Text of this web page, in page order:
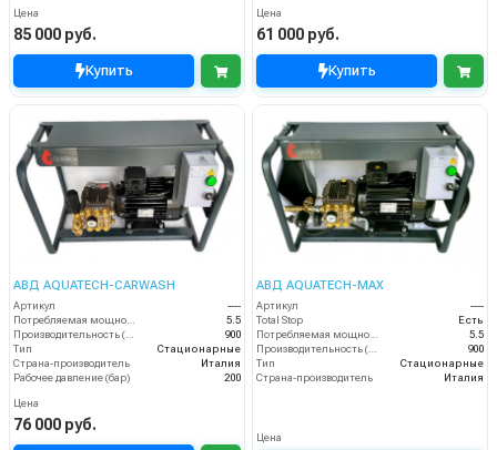
Цена
85 000 руб.
Купить
Цена
61 000 руб.
Купить
АВД AQUATECH-CARWASH
Артикул
----
5.5
900
Тип
Стационарные
Страна-производитель
Италия
Рабочее давление (бар)
200
Цена
76 000 руб.
АВД AQUATECH-MAX
Артикул
----
Total Stop
Есть
5.5
900
Тип
Стационарные
Страна-производитель
Италия
Цена